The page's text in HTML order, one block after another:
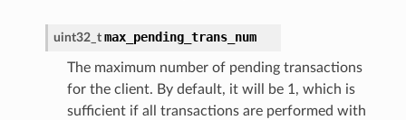
uint32_t max_pending_trans_num
The maximum number of pending transactions
for the client. By default, it will be 1, which is
sufficient if all transactions are performed with